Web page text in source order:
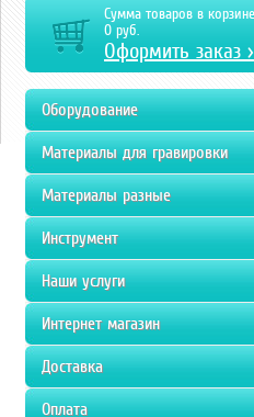
Сумма товаров в
0 руб.
Оформить заказ >
Оборудование
Материалы для гравировки
Материалы разные
Инструмент
Наши услуги
Интернет магазин
Доставка
Оплата